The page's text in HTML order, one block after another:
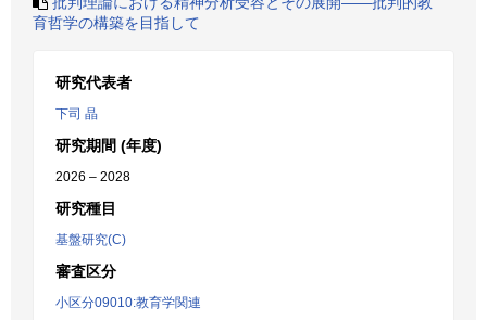
育哲学の構築を目指して
研究代表者
下司 晶
研究期間 (年度)
2026 – 2028
研究種目
基盤研究(C)
審査区分
小区分09010:教育学関連